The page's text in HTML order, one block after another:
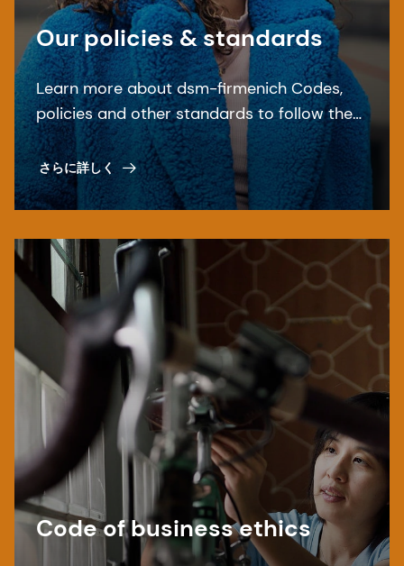
Our policies & standards
Learn more about dsm-firmenich Codes,
policies and other standards to follow the
relevant laws and regulations.
さらに詳しく
Code of business ethics